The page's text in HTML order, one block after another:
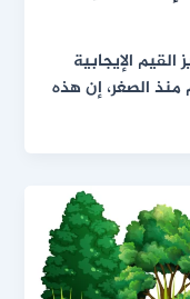
الإيجابية
الصغر، إن هذه